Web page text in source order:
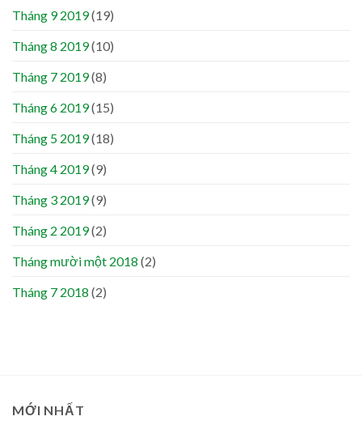
Tháng 9 2019(19)
Tháng 8 2019(10)
Tháng 7 2019(8)
Tháng 6 2019(15)
Tháng 5 2019(18)
Tháng 4 2019(9)
Tháng 3 2019(9)
Tháng 2 2019(2)
Tháng mười một 2018 (2)
Tháng 7 2018 (2)
MỚI NHẤT